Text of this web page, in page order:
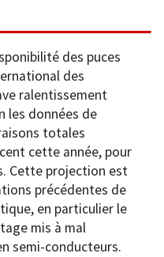
des puces
des
ralentissement
les données de
totales
cette année, pour
Cette projection est
précédentes de
en particulier le
mis à mal
semi-conducteurs.